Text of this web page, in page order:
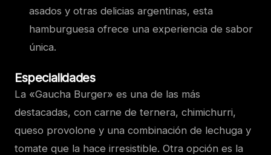
asados y otras delicias argentinas, esta
hamburguesa ofrece una experiencia de sabor
única.
Especialidades
La «Gaucha Burger» es una de las más
destacadas, con carne de ternera, chimichurri,
queso provolone y una combinación de lechuga y
tomate que la hace irresistible. Otra opción es la